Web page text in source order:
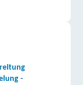
-